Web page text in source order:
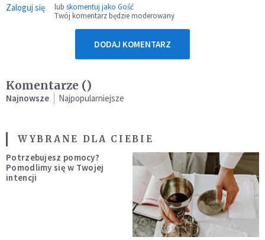
Zaloguj się lub skomentuj jako Gość
Twój komentarz będzie moderowany
DODAJ KOMENTARZ
Komentarze ()
Najnowsze Najpopularniejsze
WYBRANE DLA CIEBIE
Potrzebujesz pomocy?
Pomodlimy się w Twojej
intencji